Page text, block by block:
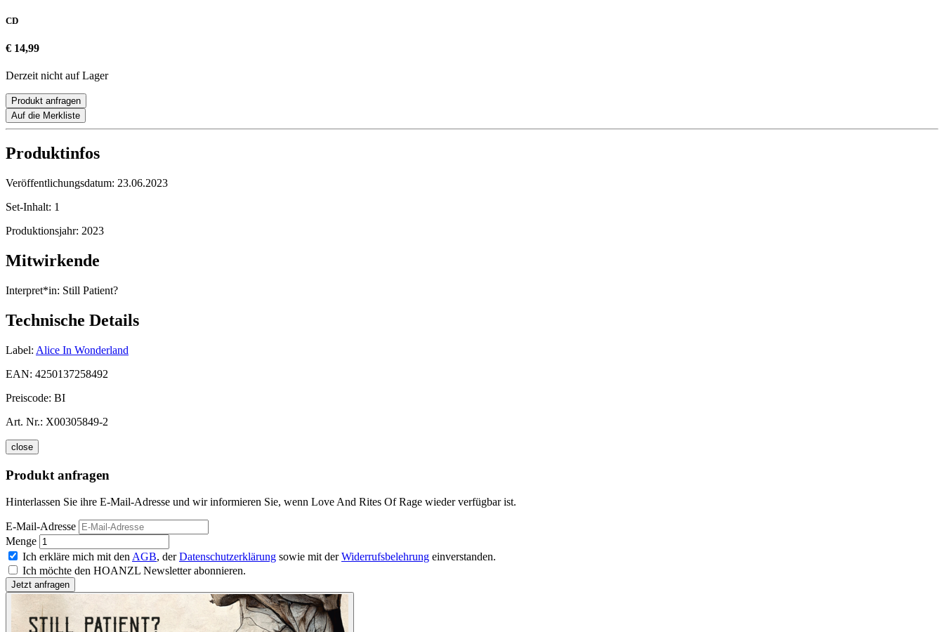
CD
€ 14,99
Derzeit nicht auf Lager
Produkt anfragen
Auf die Merkliste
Produktinfos
Veröffentlichungsdatum: 23.06.2023
Set-Inhalt: 1
Produktionsjahr: 2023
Mitwirkende
Interpret*in: Still Patient?
Technische Details
Label: Alice In Wonderland
EAN: 4250137258492
Preiscode: BI
Art. Nr.: X00305849-2
close
Produkt anfragen
Hinterlassen Sie ihre E-Mail-Adresse und wir informieren Sie, wenn Love And Rites Of Rage wieder verfügbar ist.
E-Mail-Adresse
Menge
Ich erkläre mich mit den AGB, derDatenschutzerklärung sowie mit derWiderrufsbelehrung einverstanden.
Ich möchte den HOANZL Newsletter abonnieren.